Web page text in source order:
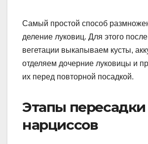
Самый простой способ
деление луковиц. Для этого
вегетации выкапываем кусты,
отделяем дочерние луковицы и
их перед повторной посадкой.
Этапы пересадки
нарциссов